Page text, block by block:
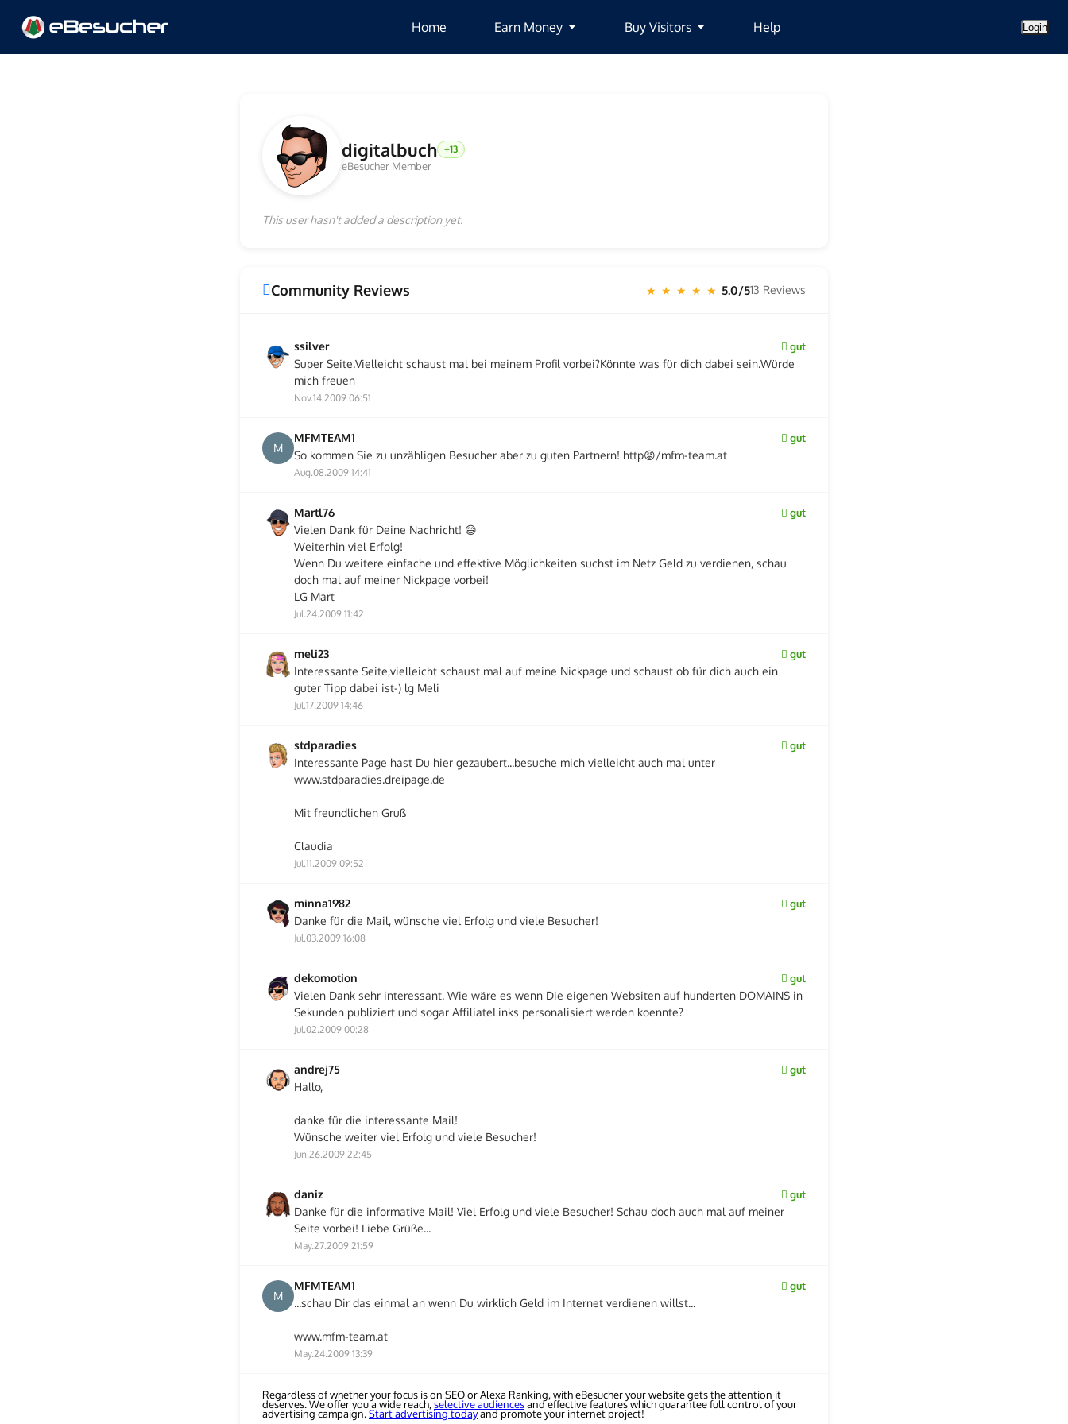
Home Earn Money Buy Visitors Help Login
digitalbuch +13
eBesucher Member
This user hasn't added a description yet.
Community Reviews ★ ★ ★ ★ ★ 5.0/513 Reviews
ssilver gut
Super Seite.Vielleicht schaust mal bei meinem Profil vorbei?Könnte was für dich dabei sein.Würde
mich freuen
Nov.14.2009 06:51
M
MFMTEAM1 gut
So kommen Sie zu unzähligen Besucher aber zu guten Partnern! http😡/mfm-team.at
Aug.08.2009 14:41
Martl76 gut
Vielen Dank für Deine Nachricht! 😄
Weiterhin viel Erfolg!
Wenn Du weitere einfache und effektive Möglichkeiten suchst im Netz Geld zu verdienen, schau
doch mal auf meiner Nickpage vorbei!
LG Mart
Jul.24.2009 11:42
meli23 gut
Interessante Seite,vielleicht schaust mal auf meine Nickpage und schaust ob für dich auch ein
guter Tipp dabei ist-) lg Meli
Jul.17.2009 14:46
stdparadies gut
Interessante Page hast Du hier gezaubert...besuche mich vielleicht auch mal unter
www.stdparadies.dreipage.de
Mit freundlichen Gruß
Claudia
Jul.11.2009 09:52
minna1982 gut
Danke für die Mail, wünsche viel Erfolg und viele Besucher!
Jul.03.2009 16:08
dekomotion gut
Vielen Dank sehr interessant. Wie wäre es wenn Die eigenen Websiten auf hunderten DOMAINS in
Sekunden publiziert und sogar AffiliateLinks personalisiert werden koennte?
Jul.02.2009 00:28
andrej75 gut
Hallo,
danke für die interessante Mail!
Wünsche weiter viel Erfolg und viele Besucher!
Jun.26.2009 22:45
daniz gut
Danke für die informative Mail! Viel Erfolg und viele Besucher! Schau doch auch mal auf meiner
Seite vorbei! Liebe Grüße...
May.27.2009 21:59
M
MFMTEAM1 gut
...schau Dir das einmal an wenn Du wirklich Geld im Internet verdienen willst...
www.mfm-team.at
May.24.2009 13:39
Regardless of whether your focus is on SEO or Alexa Ranking, with eBesucher your website gets the attention it
deserves. We offer you a wide reach,selective audiencesand effective features which guarantee full control of your
advertising campaign.Start advertising todayand promote your internet project!